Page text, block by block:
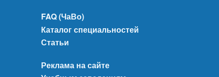
FAQ (ЧаВо)
Каталог специальностей
Статьи
Реклама на сайте